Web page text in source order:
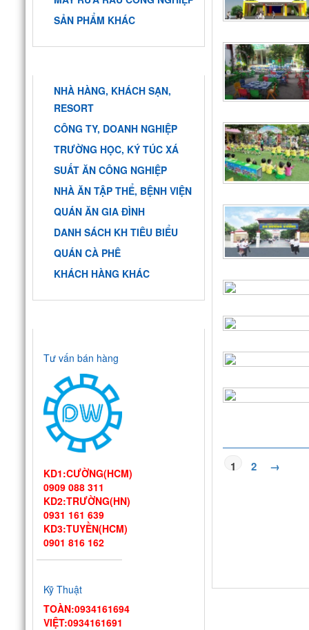
SẢN PHẨM KHÁC
NHÀ HÀNG, KHÁCH SẠN,
RESORT
CÔNG TY, DOANH NGHIỆP
TRƯỜNG HỌC, KÝ TÚC XÁ
SUẤT ĂN CÔNG NGHIỆP
NHÀ ĂN TẬP THỂ, BỆNH VIỆN
QUÁN ĂN GIA ĐÌNH
DANH SÁCH KH TIÊU BIỂU
QUÁN CÀ PHÊ
KHÁCH HÀNG KHÁC
Tư vấn bán hàng
KD1:CƯỜNG(HCM)
0909 088 311
KD2:TRƯỜNG(HN)
0931 161 639
KD3:TUYỀN(HCM)
0901 816 162
Kỹ Thuật
TOÀN:0934161694
VIỆT:0934161691
chuẩn VSATTP – Gợi ý quy
trình & thiết bị từ chuyên
gia DIWA
Công ty Vĩnh
1 2 →